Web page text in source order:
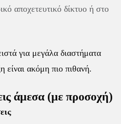
αποχετευτικό δίκτυο ή στο
για μεγάλα διαστήματα
είναι ακόμη πιο πιθανή.
άμεσα (με προσοχή)